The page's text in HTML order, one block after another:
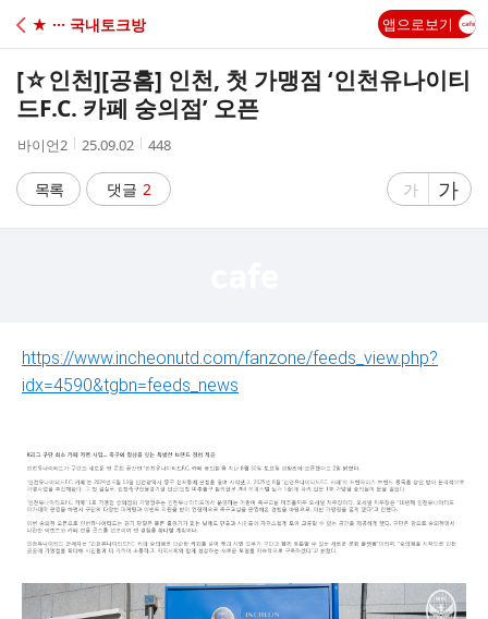
C
A
★ ··· 국내토크방 앱으로보기
[☆인천][공홈] 인천, 첫 가맹점 ‘인천유나이티
드F.C. 카페 숭의점’ 오픈
작
자
바이언2
작
시
간
25.09.02
조
수
448
목록 댓글 2
글
게
가
글
자
게
가
https://www.incheonutd.com/fanzone/feeds_view.php?
idx=4590&tgbn=feeds_news